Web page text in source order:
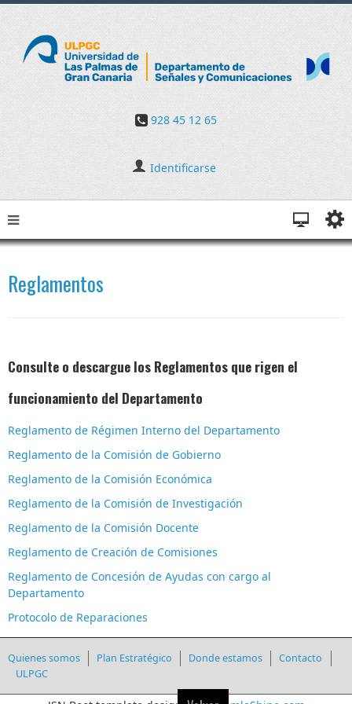
928 45 12 65
Identificarse
Reglamentos
Consulte o descargue los Reglamentos que rigen el
funcionamiento del Departamento
Reglamento de Régimen Interno del Departamento
Reglamento de la Comisión de Gobierno
Reglamento de la Comisión Económica
Reglamento de la Comisión de Investigación
Reglamento de la Comisión Docente
Reglamento de Creación de Comisiones
Reglamento de Concesión de Ayudas con cargo al
Departamento
Protocolo de Reparaciones
Quienes somos Plan Estratégico Donde estamos
Contacto
ULPGC